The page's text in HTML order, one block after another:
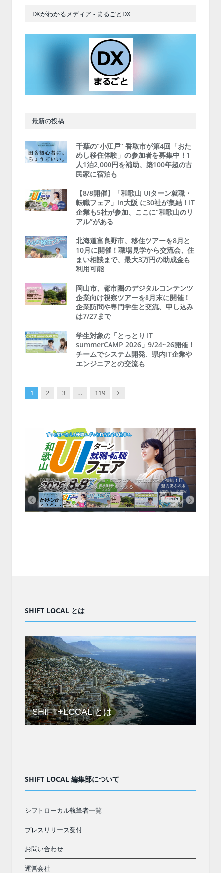
DXがわかるメディア - まるごとDX
最新の投稿
千葉の“小江戸” 香取市が第4回「おた
めし移住体験」の参加者を募集中！1
人1泊2,000円を補助、築100年超の古
民家に宿泊も
【8/8開催】「和歌山 UIターン就職・
転職フェア」in大阪 に30社が集結！IT
企業も5社が参加、ここに“和歌山のリ
アル”がある
北海道富良野市、移住ツアーを8月と
10月に開催！職場見学から交流会、住
まい相談まで、最大3万円の助成金も
利用可能
岡山市、都市圏のデジタルコンテンツ
企業向け視察ツアーを8月末に開催！
企業訪問や専門学生と交流、申し込み
は7/27まで
学生対象の「とっとり IT
summerCAMP 2026」9/24~26開催！
チームでシステム開発、県内IT企業や
エンジニアとの交流も
1 2 3 … 119 Next
【8/8開催】「和歌山 UIターン就職・転職フェア」in大阪 に30社が集結！IT
企業も5社が参加、ここに“和歌山のリアル”がある
SHIFT LOCAL とは
SHIFT+LOCAL とは
SHIFT LOCAL 編集部について
シフトローカル執筆者一覧
プレスリリース受付
お問い合わせ
運営会社